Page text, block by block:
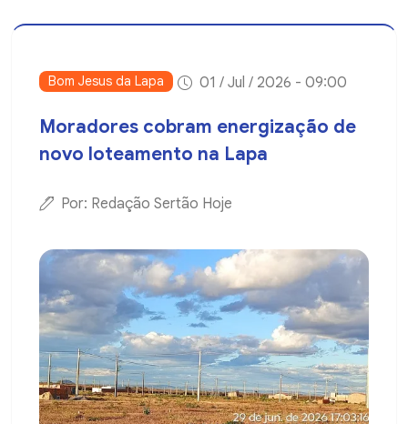
Bom Jesus da Lapa 01 / Jul / 2026 - 09:00
Moradores cobram energização de
novo loteamento na Lapa
Por: Redação Sertão Hoje